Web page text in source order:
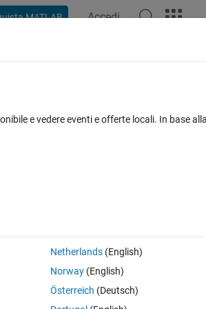
MATLAB Accedi
‘alm.inter​nal.sltest​
e vedere eventi e offerte locali. In base
Netherlands(English)
Norway(English)
Österreich (Deutsch)